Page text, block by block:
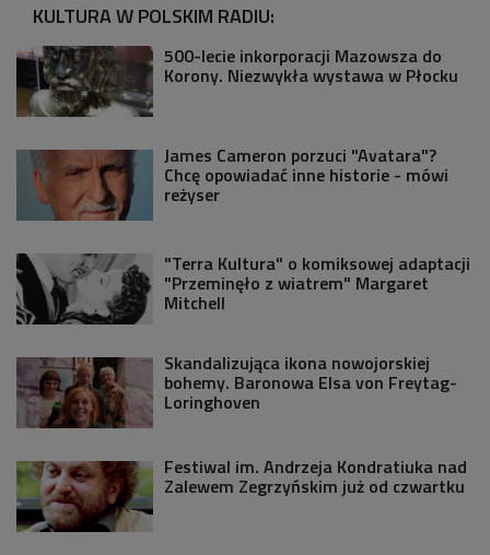
KULTURA W POLSKIM RADIU:
500-lecie inkorporacji Mazowsza do
Korony. Niezwykła wystawa w Płocku
James Cameron porzuci "Avatara"?
Chcę opowiadać inne historie - mówi
reżyser
"Terra Kultura" o komiksowej adaptacji
"Przeminęło z wiatrem" Margaret
Mitchell
Skandalizująca ikona nowojorskiej
bohemy. Baronowa Elsa von Freytag-
Loringhoven
Festiwal im. Andrzeja Kondratiuka nad
Zalewem Zegrzyńskim już od czwartku